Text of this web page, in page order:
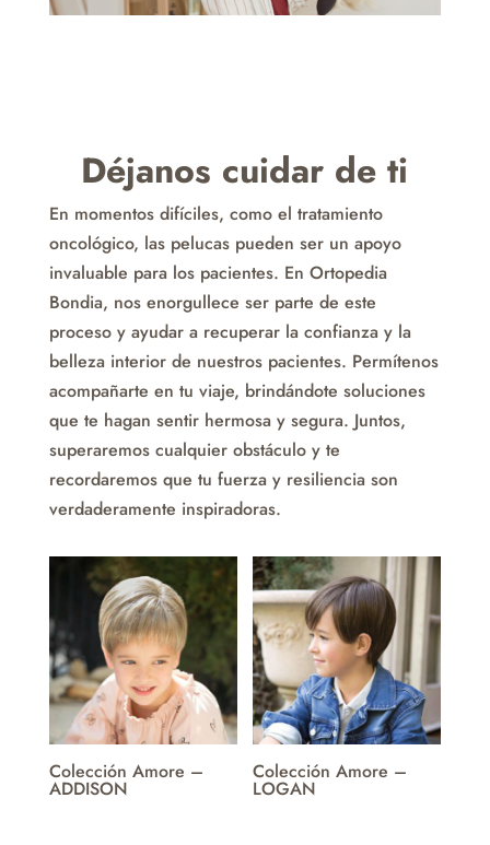
Déjanos cuidar de ti
En momentos difíciles, como el tratamiento
oncológico, las pelucas pueden ser un apoyo
invaluable para los pacientes. En Ortopedia
Bondia, nos enorgullece ser parte de este
proceso y ayudar a recuperar la confianza y la
belleza interior de nuestros pacientes. Permítenos
acompañarte en tu viaje, brindándote soluciones
que te hagan sentir hermosa y segura. Juntos,
superaremos cualquier obstáculo y te
recordaremos que tu fuerza y resiliencia son
verdaderamente inspiradoras.
Colección Amore –
ADDISON
Colección Amore –
LOGAN